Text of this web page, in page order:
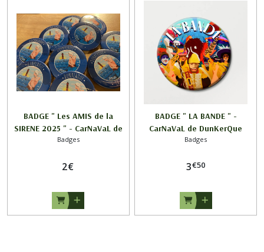
BADGE " Les AMIS de la
SIRENE 2025 " - CarNaVaL de
DunKerQue
Badges
2€
BADGE " LA BANDE " -
CarNaVaL de DunKerQue
Badges
3€50